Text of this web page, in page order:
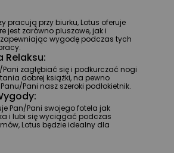
pracują przy biurku, Lotus oferuje
jest zarówno pluszowe, jak i
wygodę podczas tych
Relaksu:
Pani zagłębiać się i podkurczać nogi
dobrej książki, na pewno
Pani nasz szeroki podłokietnik.
Pan/Pani swojego fotela jak
i lubi się wyciągać podczas
Lotus będzie idealny dla